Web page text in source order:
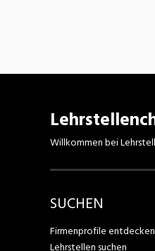
Willkommen bei
SUCHEN
Firmenprofile entdecken
Lehrstellen suchen